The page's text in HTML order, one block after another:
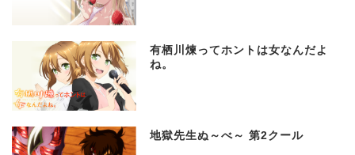
有栖川煉ってホントは女なんだよ
ね。
地獄先生ぬ～べ～ 第2クール